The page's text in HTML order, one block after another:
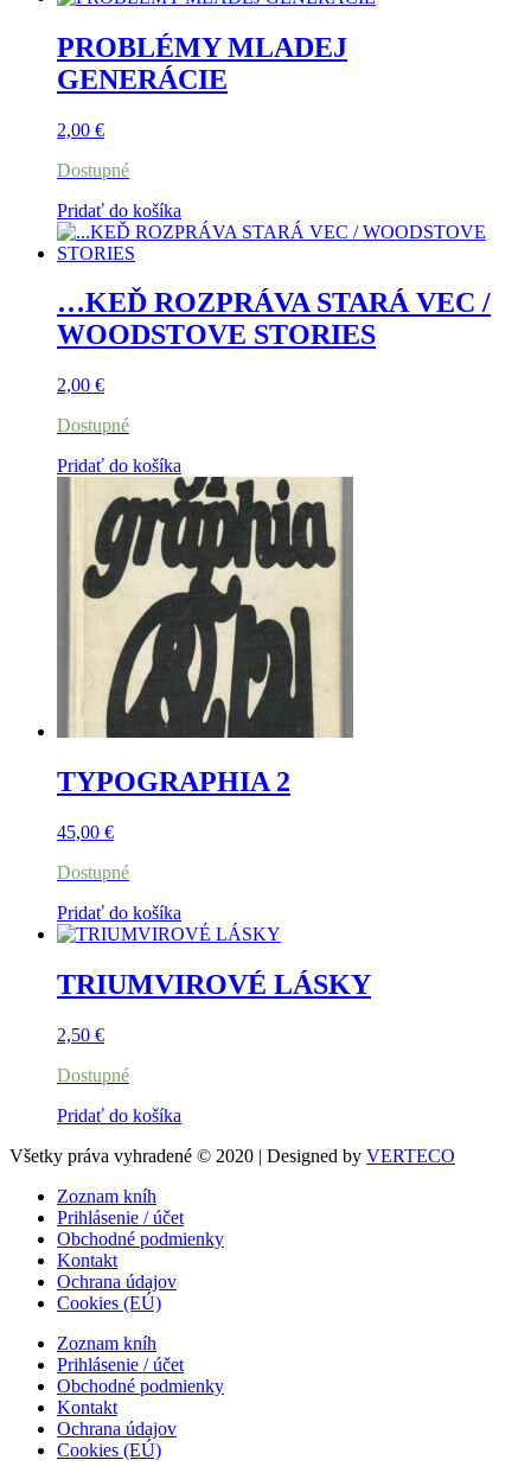
PROBLÉMY MLADEJ
GENERÁCIE
2,00 €
Dostupné
Pridať do košíka
…KEĎ ROZPRÁVA STARÁ VEC /
WOODSTOVE STORIES
2,00 €
Dostupné
Pridať do košíka
TYPOGRAPHIA 2
45,00 €
Dostupné
Pridať do košíka
TRIUMVIROVÉ LÁSKY
2,50 €
Dostupné
Pridať do košíka
Všetky práva vyhradené © 2020 | Designed by VERTECO
Zoznam kníh
Prihlásenie / účet
Obchodné podmienky
Kontakt
Ochrana údajov
Cookies (EÚ)
Zoznam kníh
Prihlásenie / účet
Obchodné podmienky
Kontakt
Ochrana údajov
Cookies (EÚ)